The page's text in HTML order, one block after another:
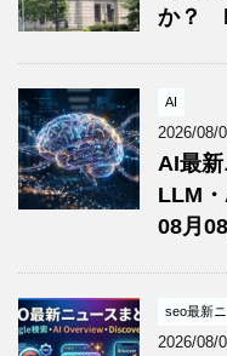
か？
AI
2026/08/
AI最新
LLM
08月
seo最新
2026/08/